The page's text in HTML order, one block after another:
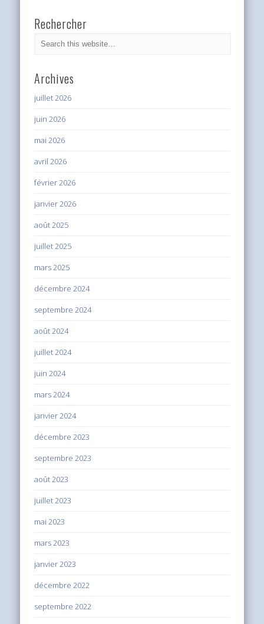
Rechercher
Archives
juillet 2026
juin 2026
mai 2026
avril 2026
février 2026
janvier 2026
août 2025
juillet 2025
mars 2025
décembre 2024
septembre 2024
août 2024
juillet 2024
juin 2024
mars 2024
janvier 2024
décembre 2023
septembre 2023
août 2023
juillet 2023
mai 2023
mars 2023
janvier 2023
décembre 2022
septembre 2022